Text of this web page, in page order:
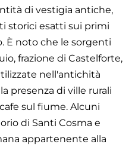
di vestigia antiche,
storici esatti sui primi
È noto che le sorgenti
frazione di Castelforte,
nell'antichità
presenza di ville rurali
sul fiume. Alcuni
di Santi Cosma e
appartenente alla